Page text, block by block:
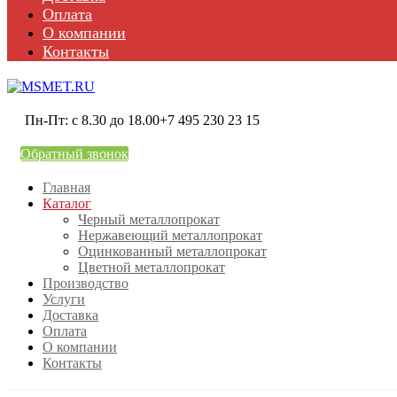
Оплата
О компании
Контакты
Пн-Пт: с 8.30 до 18.00+7 495 230 23 15
Обратный звонок
Главная
Каталог
Черный металлопрокат
Нержавеющий металлопрокат
Оцинкованный металлопрокат
Цветной металлопрокат
Производство
Услуги
Доставка
Оплата
О компании
Контакты